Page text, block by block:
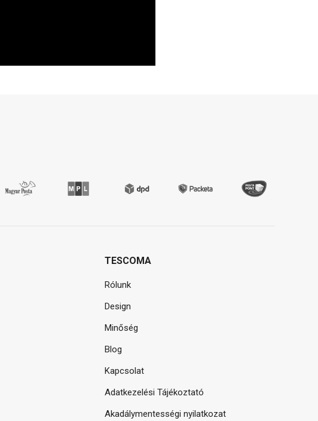
TESCOMA
Rólunk
Design
Minőség
Blog
Kapcsolat
Adatkezelési Tájékoztató
Akadálymentességi nyilatkozat